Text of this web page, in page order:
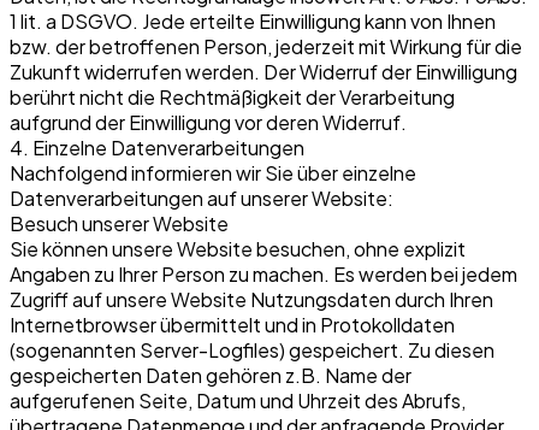
1 lit. a DSGVO. Jede erteilte Einwilligung kann von Ihnen
bzw. der betroffenen Person, jederzeit mit Wirkung für die
Zukunft widerrufen werden. Der Widerruf der Einwilligung
berührt nicht die Rechtmäßigkeit der Verarbeitung
aufgrund der Einwilligung vor deren Widerruf.
4. Einzelne Datenverarbeitungen
Nachfolgend informieren wir Sie über einzelne
Datenverarbeitungen auf unserer Website:
Besuch unserer Website
Sie können unsere Website besuchen, ohne explizit
Angaben zu Ihrer Person zu machen. Es werden bei jedem
Zugriff auf unsere Website Nutzungsdaten durch Ihren
Internetbrowser übermittelt und in Protokolldaten
(sogenannten Server-Logfiles) gespeichert. Zu diesen
gespeicherten Daten gehören z.B. Name der
aufgerufenen Seite, Datum und Uhrzeit des Abrufs,